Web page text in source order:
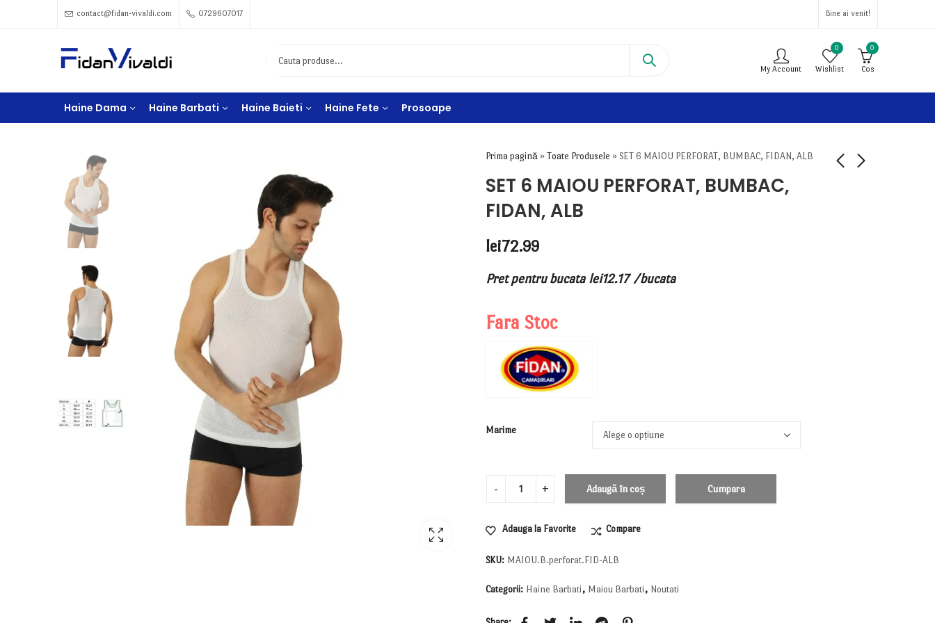
contact@fidan-vivaldi.com 0729607017 Bine ai venit!
My Account
0
Wishlist
0
Cos
Haine Dama Haine Barbati Haine Baieti Haine Fete Prosoape
Prima pagină » Toate Produsele » SET 6 MAIOU PERFORAT, BUMBAC, FIDAN, ALB
SET 6 MAIOU PERFORAT, BUMBAC,
FIDAN, ALB
lei72.99
Pret pentru bucata lei12.17 /bucata
Fara Stoc
Marime
Adaugă în coș Cumpara
Adauga la Favorite Compare
SKU: MAIOU.B.perforat.FID-ALB
Categorii: Haine Barbati , Maiou Barbati , Noutati